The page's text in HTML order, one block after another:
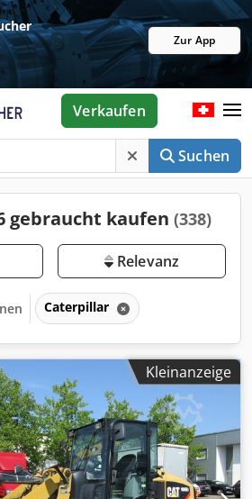
Zur App
Suchen
Verkaufen
gebraucht kaufen (338)
Relevanz
Caterpillar
Kleinanzeige